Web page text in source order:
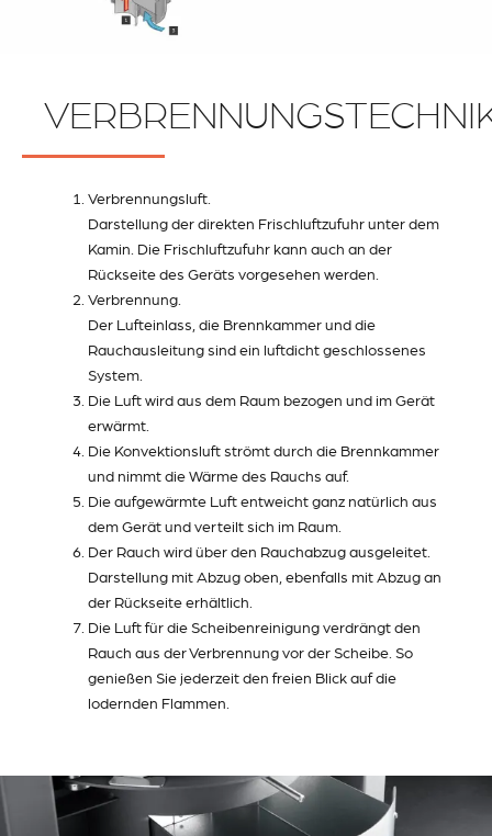
Verbrennungsluft.
Darstellung der direkten Frischluftzufuhr unter dem
Kamin. Die Frischluftzufuhr kann auch an der
Rückseite des Geräts vorgesehen werden.
Verbrennung.
Der Lufteinlass, die Brennkammer und die
Rauchausleitung sind ein luftdicht geschlossenes
System.
Die Luft wird aus dem Raum bezogen und im Gerät
erwärmt.
Die Konvektionsluft strömt durch die Brennkammer
und nimmt die Wärme des Rauchs auf.
Die aufgewärmte Luft entweicht ganz natürlich aus
dem Gerät und verteilt sich im Raum.
Der Rauch wird über den Rauchabzug ausgeleitet.
Darstellung mit Abzug oben, ebenfalls mit Abzug an
der Rückseite erhältlich.
Die Luft für die Scheibenreinigung verdrängt den
Rauch aus der Verbrennung vor der Scheibe. So
genießen Sie jederzeit den freien Blick auf die
lodernden Flammen.